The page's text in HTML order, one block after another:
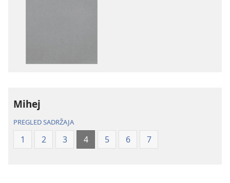
Mihej
PREGLED SADRŽAJA
1 2 3 4 5 6 7